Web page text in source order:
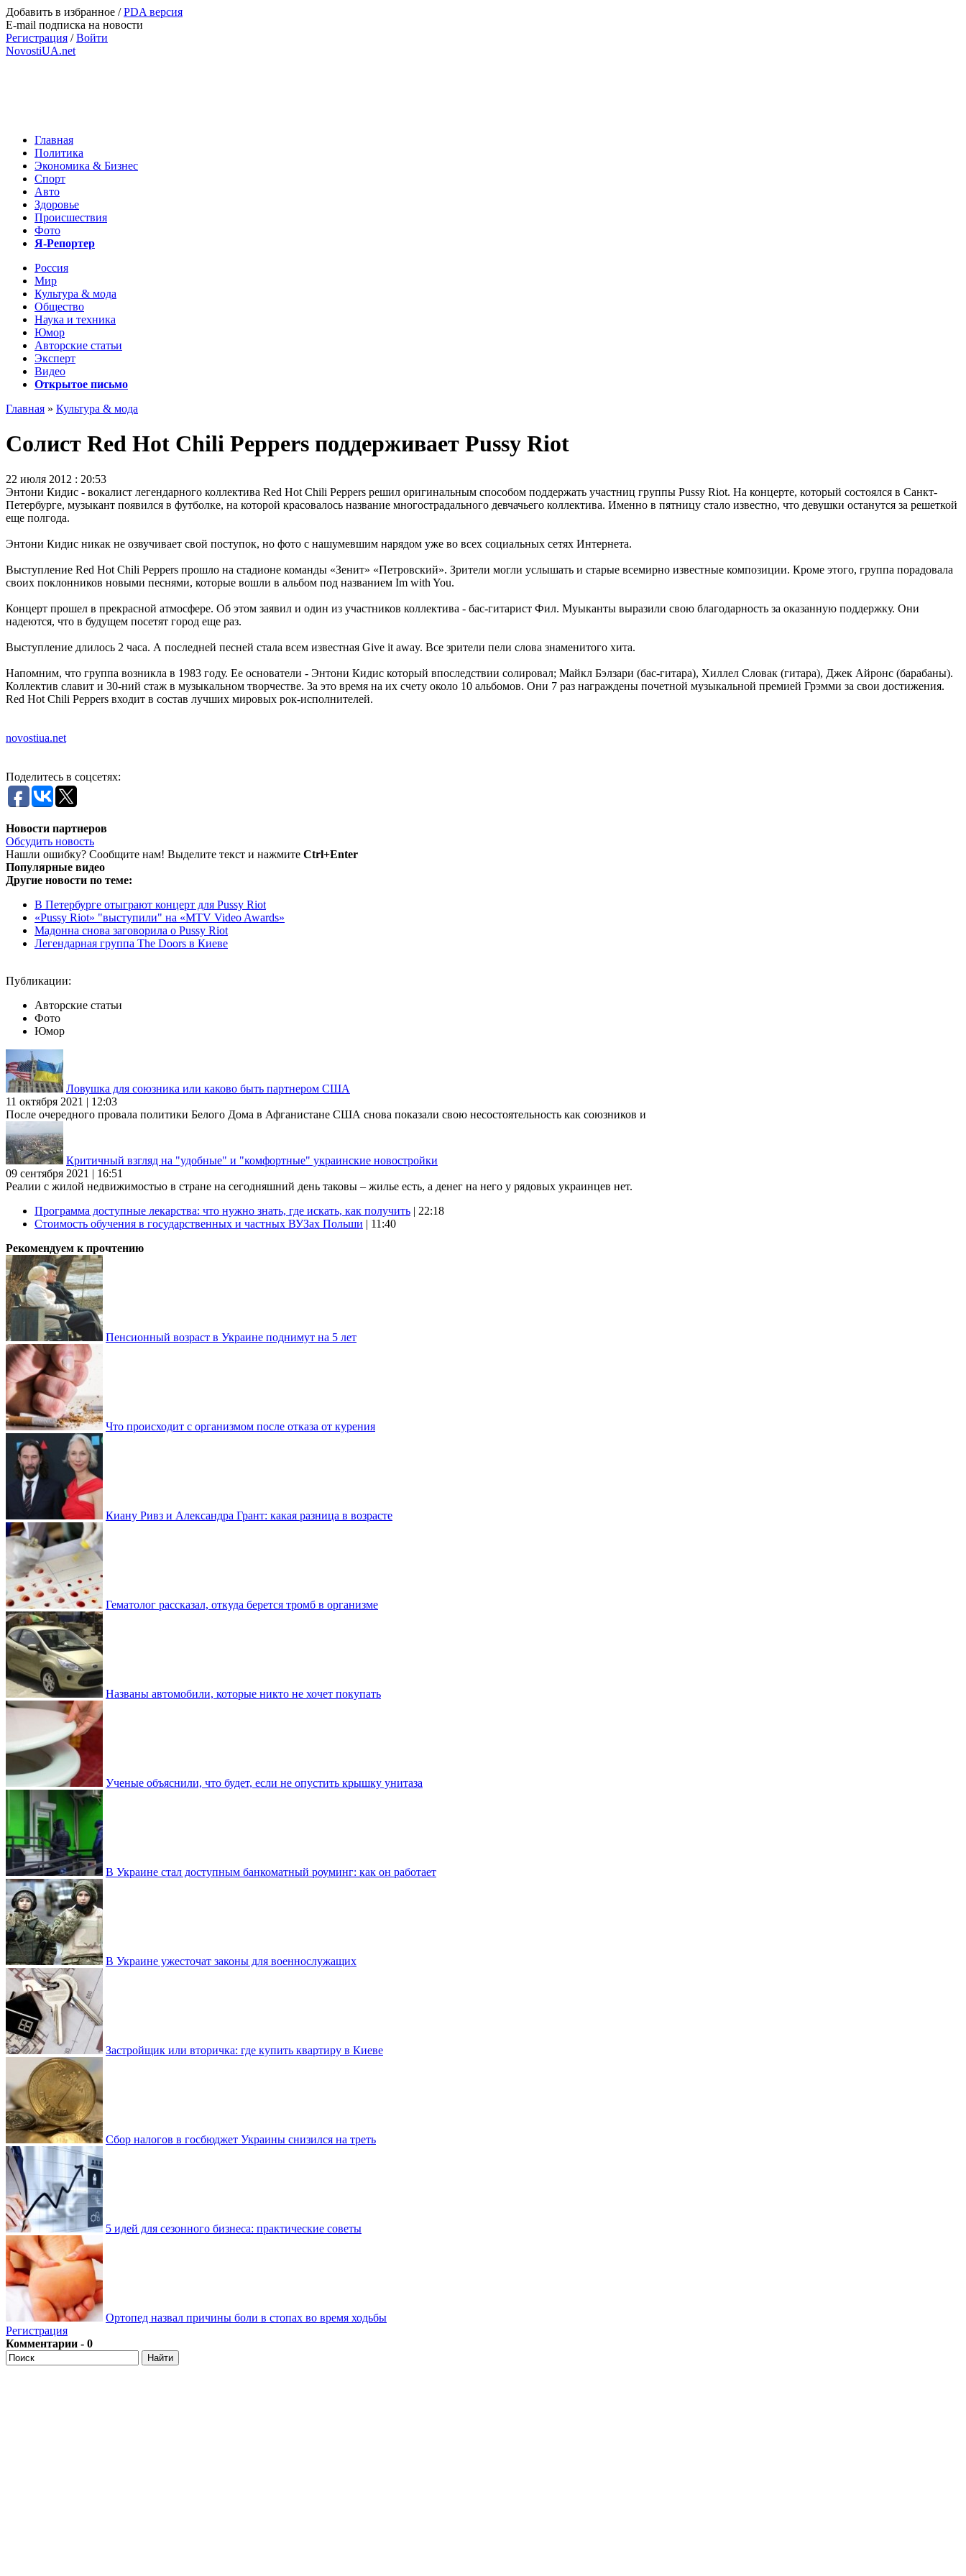
Добавить в избранное /PDA версия
E-mail подписка на новости
Регистрация /Войти
NovostiUA.net
Главная
Политика
Экономика & Бизнес
Спорт
Авто
Здоровье
Происшествия
Фото
Я-Репортер
Россия
Мир
Культура & мода
Общество
Наука и техника
Юмор
Авторские статьи
Эксперт
Видео
Открытое письмо
Главная » Культура & мода
Солист Red Hot Chili Peppers поддерживает Pussy Riot
22 июля 2012 : 20:53
Энтони Кидис - вокалист легендарного коллектива Red Hot Chili Peppers решил оригинальным способом поддержать участниц группы Pussy Riot. На концерте, который состоялся в Санкт-
Петербурге, музыкант появился в футболке, на которой красовалось название многострадального девчачьего коллектива. Именно в пятницу стало известно, что девушки останутся за решеткой
еще полгода.
Энтони Кидис никак не озвучивает свой поступок, но фото с нашумевшим нарядом уже во всех социальных сетях Интернета.
Выступление Red Hot Chili Peppers прошло на стадионе команды «Зенит» «Петровский». Зрители могли услышать и старые всемирно известные композиции. Кроме этого, группа порадовала
своих поклонников новыми песнями, которые вошли в альбом под названием Im with You.
Концерт прошел в прекрасной атмосфере. Об этом заявил и один из участников коллектива - бас-гитарист Фил. Муыканты выразили свою благодарность за оказанную поддержку. Они
надеются, что в будущем посетят город еще раз.
Выступление длилось 2 часа. А последней песней стала всем известная Give it away. Все зрители пели слова знаменитого хита.
Напомним, что группа возникла в 1983 году. Ее основатели - Энтони Кидис который впоследствии солировал; Майкл Бэлзари (бас-гитара), Хиллел Словак (гитара), Джек Айронс (барабаны).
Коллектив славит и 30-ний стаж в музыкальном творчестве. За это время на их счету около 10 альбомов. Они 7 раз награждены почетной музыкальной премией Грэмми за свои достижения.
Red Hot Chili Peppers входит в состав лучших мировых рок-исполнителей.
novostiua.net
Поделитесь в соцсетях:
Новости партнеров
Обсудить новость
Нашли ошибку? Сообщите нам! Выделите текст и нажмите Ctrl+Enter
Популярные видео
Другие новости по теме:
В Петербурге отыграют концерт для Pussy Riot
«Pussy Riot» "выступили" на «MTV Video Awards»
Мадонна снова заговорила о Pussy Riot
Легендарная группа The Doors в Киеве
Публикации:
Авторские статьи
Фото
Юмор
Ловушка для союзника или каково быть партнером США
11 октября 2021 | 12:03
После очередного провала политики Белого Дома в Афганистане США снова показали свою несостоятельность как союзников и
Критичный взгляд на "удобные" и "комфортные" украинские новостройки
09 сентября 2021 | 16:51
Реалии с жилой недвижимостью в стране на сегодняшний день таковы – жилье есть, а денег на него у рядовых украинцев нет.
Программа доступные лекарства: что нужно знать, где искать, как получить | 22:18
Стоимость обучения в государственных и частных ВУЗах Польши | 11:40
Рекомендуем к прочтению
Пенсионный возраст в Украине поднимут на 5 лет
Что происходит с организмом после отказа от курения
Киану Ривз и Александра Грант: какая разница в возрасте
Гематолог рассказал, откуда берется тромб в организме
Названы автомобили, которые никто не хочет покупать
Ученые объяснили, что будет, если не опустить крышку унитаза
В Украине стал доступным банкоматный роуминг: как он работает
В Украине ужесточат законы для военнослужащих
Застройщик или вторичка: где купить квартиру в Киеве
Сбор налогов в госбюджет Украины снизился на треть
5 идей для сезонного бизнеса: практические советы
Ортопед назвал причины боли в стопах во время ходьбы
Регистрация
Комментарии - 0